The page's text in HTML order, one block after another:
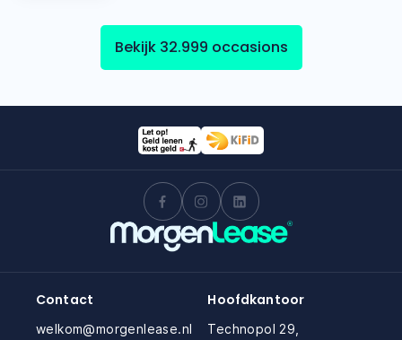
Bekijk 32.999 occasions
Contact
welkom@morgenlease.nl
Hoofdkantoor
Technopol 29,